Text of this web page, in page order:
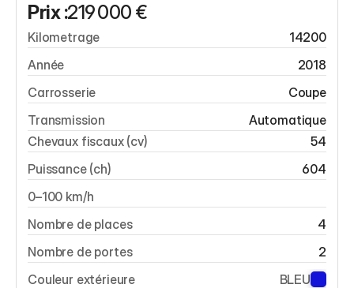
Prix :219 000 €
Kilometrage
14200
Année
2018
Carrosserie
Coupe
Transmission
Automatique
Chevaux fiscaux (cv)
54
Puissance (ch)
604
0–100 km/h
Nombre de places
4
Nombre de portes
2
Couleur extérieure
BLEU